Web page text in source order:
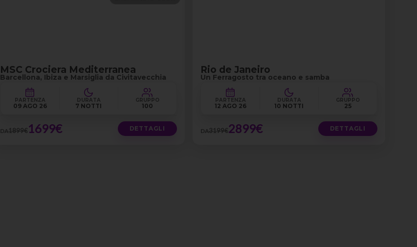
MSC Crociera Mediterranea
Barcellona, Ibiza e Marsiglia da Civitavecchia
PARTENZA
09 AGO 26
DURATA
7 NOTTI
GRUPPO
100
DA1899€1699€ DETTAGLI
Rio de Janeiro
Un Ferragosto tra oceano e samba
PARTENZA
12 AGO 26
DURATA
10 NOTTI
GRUPPO
25
DA3199€2899€ DETTAGLI